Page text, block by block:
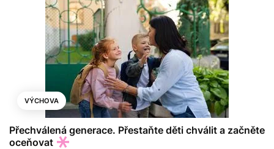
VÝCHOVA
Přechválená generace. Přestaňte děti chválit a začněte
oceňovat